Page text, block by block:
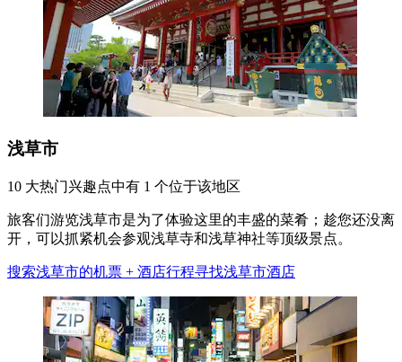
浅草市
10 大热门兴趣点中有 1 个位于该地区
旅客们游览浅草市是为了体验这里的丰盛的菜肴；趁您还没离
开，可以抓紧机会参观浅草寺和浅草神社等顶级景点。
搜索浅草市的机票 + 酒店行程寻找浅草市酒店